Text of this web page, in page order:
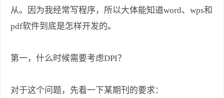
从。因为我经常写程序，所以大体能知道word、wps和
pdf软件到底是怎样开发的。
第一，什么时候需要考虑DPI？
对于这个问题，先看一下某期刊的要求：